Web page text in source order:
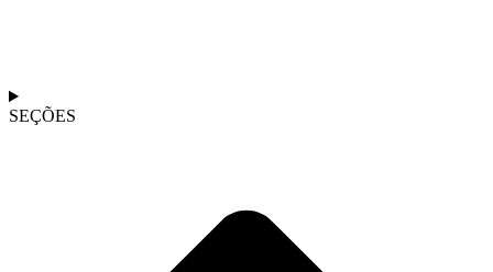
SEÇÕES